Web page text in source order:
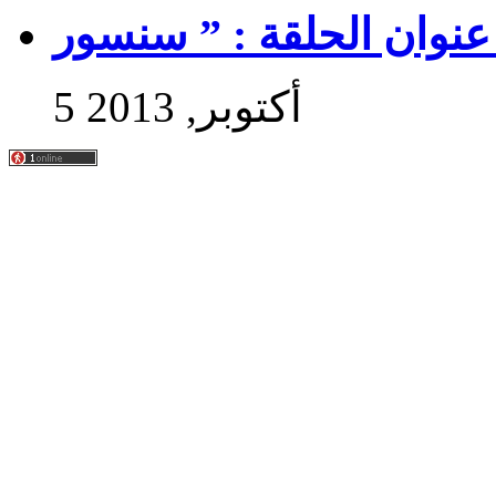
5 أكتوبر, 2013